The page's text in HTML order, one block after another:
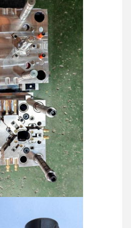
Новости Все Случаи
форма
впрыски
литья под давлением